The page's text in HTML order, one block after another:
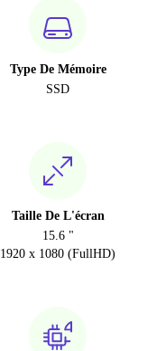
Type De Mémoire
SSD
Taille De L'écran
15.6 "
1920 x 1080 (FullHD)